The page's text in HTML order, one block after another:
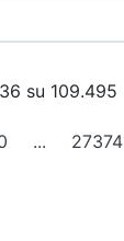
su 109.495
...Pagine27374